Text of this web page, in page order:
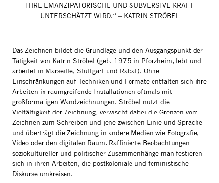
HRE EMANZIPATORISCHE UND SUBVERSIVE KRAFT U
NTERSCHÄTZT WIRD.“ – KATRIN STRÖBEL
Das Zeichnen bildet die Grundlage und den Ausgangspunkt der
Tätigkeit von Katrin Ströbel (geb. 1975 in Pforzheim, lebt und
arbeitet in Marseille, Stuttgart und Rabat). Ohne
Einschränkungen auf Techniken und Formate entfalten sich ihre
Arbeiten in raumgreifende Installationen oftmals mit
großformatigen Wandzeichnungen. Ströbel nutzt die
Vielfältigkeit der Zeichnung, verwischt dabei die Grenzen vom
Zeichnen zum Schreiben und jene zwischen Linie und Sprache
und überträgt die Zeichnung in andere Medien wie Fotografie,
Video oder den digitalen Raum. Raffinierte Beobachtungen
soziokultureller und politischer Zusammenhänge manifestieren
sich in ihren Arbeiten, die postkoloniale und feministische
Diskurse umkreisen.